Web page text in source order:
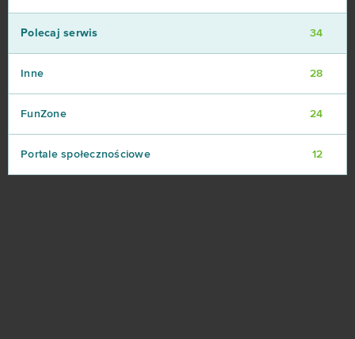
Polecaj serwis 34
Inne 28
FunZone 24
Portale społecznościowe 12